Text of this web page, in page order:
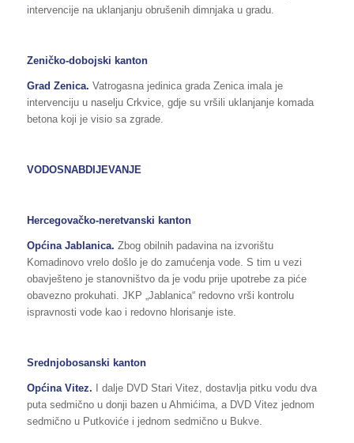
intervencije na uklanjanju obrušenih dimnjaka u gradu.
Zeničko-dobojski kanton
Grad Zenica. Vatrogasna jedinica grada Zenica imala je
intervenciju u naselju Crkvice, gdje su vršili uklanjanje komada
betona koji je visio sa zgrade.
VODOSNABDIJEVANJE
Hercegovačko-neretvanski kanton
Općina Jablanica. Zbog obilnih padavina na izvorištu
Komadinovo vrelo došlo je do zamućenja vode. S tim u vezi
obavješteno je stanovništvo da je vodu prije upotrebe za piće
obavezno prokuhati. JKP „Jablanica“ redovno vrši kontrolu
ispravnosti vode kao i redovno hlorisanje iste.
Srednjobosanski kanton
Općina Vitez.
I dalje DVD Stari Vitez, dostavlja pitku vodu dva
puta sedmično u donji bazen u Ahmićima, a DVD Vitez jednom
sedmično u Putkoviće i jednom sedmično u Bukve.